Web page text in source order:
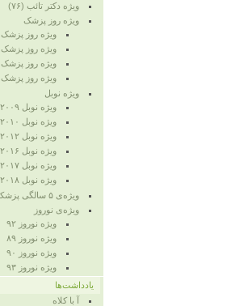
ویژه‌ دکتر تائب (۷۶)
ویژه‌ روز پزشک
ویژه روز پزشک ۸۶
ویژه‌ روز پزشک ۸۸
ویژه‌ روز پزشک ۸۹
ویژه‌ روز پزشک ۹۱
ویژه‌ نوبل
ویژه‌ نوبل ۲۰۰۹
ویژه‌ نوبل ۲۰۱۰
ویژه‌ نوبل ۲۰۱۲
ویژه نوبل ۲۰۱۶
ویژه نوبل ۲۰۱۷
ویژه نوبل ۲۰۱۸
ویژه‌ی ۵ سالگی پزشکان گیل
ویژه‌ی نوروز
ویژه‌ نوروز ۹۲
ویژه‌ نوروز ۸۹
ویژه‌ نوروز ۹۰
ویژه‌ نوروز ۹۳
یادداشت‌ها
آ با کلاه